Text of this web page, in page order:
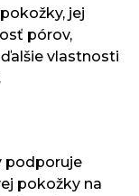
jej
pórov,
vlastnosti
podporuje
pokožky na